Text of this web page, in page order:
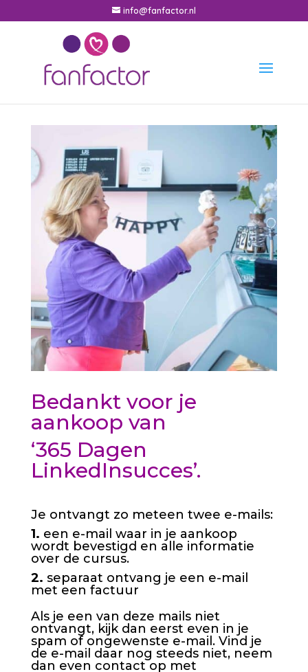
info@fanfactor.nl
Bedankt voor je
aankoop van
‘365 Dagen
LinkedInsucces’.
Je ontvangt zo meteen twee e-mails:
1. een e-mail waar in je aankoop
wordt bevestigd en alle informatie
over de cursus.
2. separaat ontvang je een e-mail
met een factuur
Als je een van deze mails niet
ontvangt, kijk dan eerst even in je
spam of ongewenste e-mail. Vind je
de e-mail daar nog steeds niet, neem
dan even contact op met